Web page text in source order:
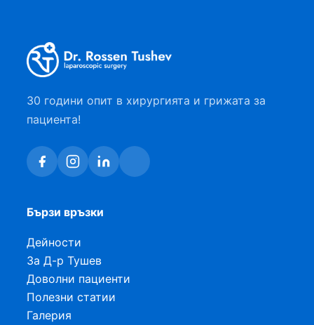
30 години опит в хирургията и грижата за
пациента!
Бързи връзки
Дейности
За Д-р Тушев
Доволни пациенти
Полезни статии
Галерия